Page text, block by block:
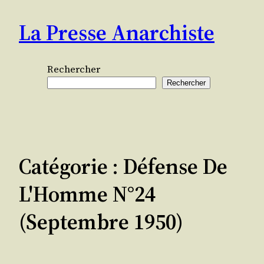
contenu
La Presse Anarchiste
Rechercher
Rechercher
Catégorie : Défense De
L'Homme N°24
(septembre 1950)